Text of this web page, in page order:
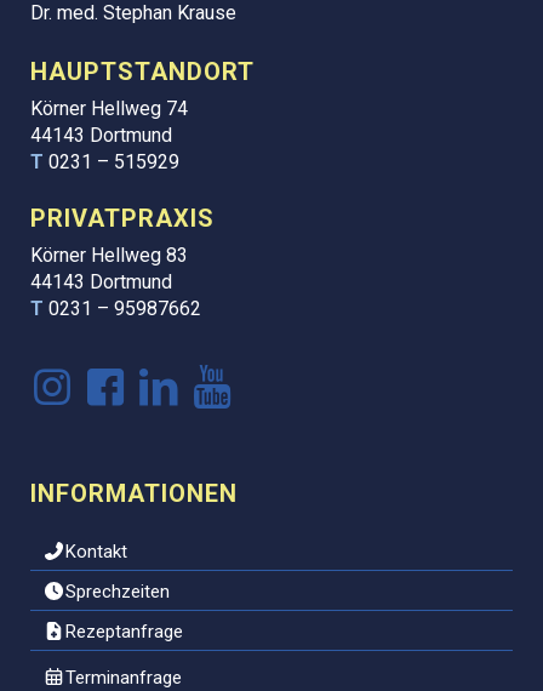
Dr. med. Stephan Krause
HAUPTSTANDORT
Körner Hellweg 74
44143 Dortmund
T 0231 – 515929
PRIVATPRAXIS
Körner Hellweg 83
44143 Dortmund
T 0231 – 95987662
INFORMATIONEN
Kontakt
Sprechzeiten
Rezeptanfrage
Terminanfrage